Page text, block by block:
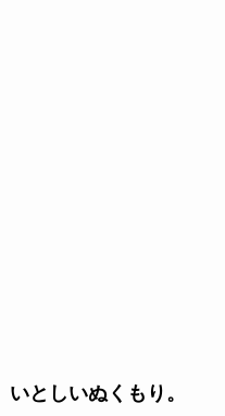
としいぬくもり。